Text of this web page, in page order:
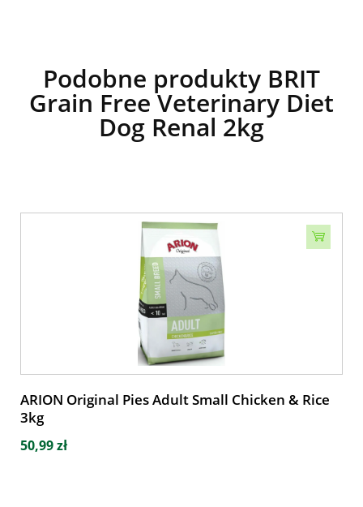
Podobne produkty BRIT
Grain Free Veterinary Diet
Dog Renal 2kg
ARION Original Pies Adult Small Chicken & Rice
3kg
50,99 zł